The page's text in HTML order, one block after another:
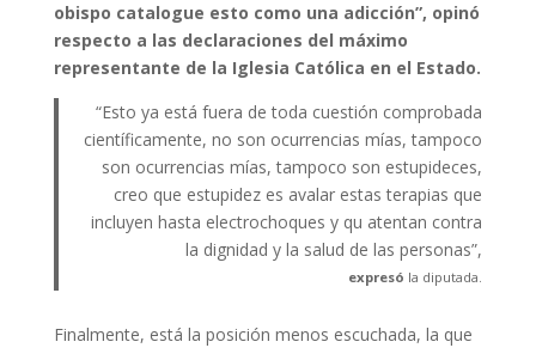
obispo catalogue esto como una adicción”, opinó
respecto a las declaraciones del máximo
representante de la Iglesia Católica en el Estado.
“Esto ya está fuera de toda cuestión comprobada
científicamente, no son ocurrencias mías, tampoco
son ocurrencias mías, tampoco son estupideces,
creo que estupidez es avalar estas terapias que
incluyen hasta electrochoques y qu atentan contra
la dignidad y la salud de las personas”,
expresó la diputada.
Finalmente, está la posición menos escuchada, la que